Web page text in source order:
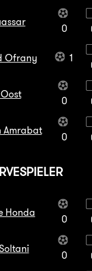
0
Ofrany 1
0
Amrabat
0
Honda
0
0